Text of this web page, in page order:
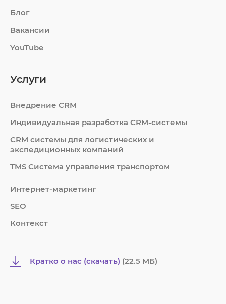
Блог
Вакансии
YouTube
Услуги
Внедрение CRM
Индивидуальная разработка CRM-системы
СRM системы для логистических и
экспедиционных компаний
TMS Система управления транспортом
Интернет-маркетинг
SEO
Контекст
Кратко о нас (скачать) (22.5 MБ)